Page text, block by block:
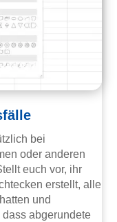
bei
oder anderen
euch vor, ihr
erstellt, alle
und
abgerundete